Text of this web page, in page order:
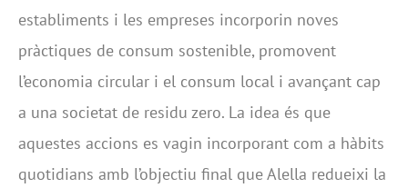
establiments i les empreses incorporin noves
pràctiques de consum sostenible, promovent
l’economia circular i el consum local i avançant cap
a una societat de residu zero. La idea és que
aquestes accions es vagin incorporant com a hàbits
quotidians amb l’objectiu final que Alella redueixi la